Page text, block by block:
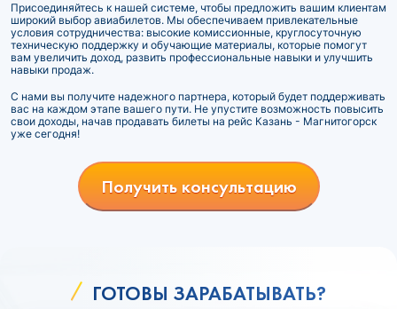
Присоединяйтесь к нашей системе, чтобы предложить вашим клиентам
широкий выбор авиабилетов. Мы обеспечиваем привлекательные
условия сотрудничества: высокие комиссионные, круглосуточную
техническую поддержку и обучающие материалы, которые помогут
вам увеличить доход, развить профессиональные навыки и улучшить
навыки продаж.
С нами вы получите надежного партнера, который будет поддерживать
вас на каждом этапе вашего пути. Не упустите возможность повысить
свои доходы, начав продавать билеты на рейс Казань - Магнитогорск
уже сегодня!
Получить консультацию
ГОТОВЫ ЗАРАБАТЫВАТЬ?